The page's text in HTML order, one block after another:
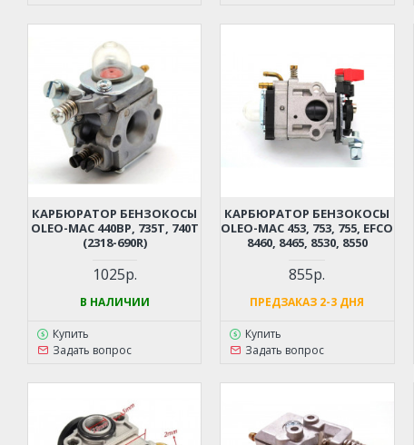
КАРБЮРАТОР БЕНЗОКОСЫ
OLEO-MAC 440BP, 735T, 740T
(2318-690R)
1025р.
В НАЛИЧИИ
Купить
Задать вопрос
КАРБЮРАТОР БЕНЗОКОСЫ
OLEO-MAC 453, 753, 755, EFCO
8460, 8465, 8530, 8550
855р.
ПРЕДЗАКАЗ 2-3 ДНЯ
Купить
Задать вопрос